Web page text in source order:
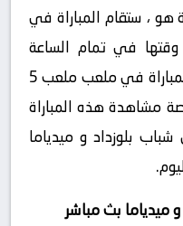
، ستقام المباراة في
، وسيكون وقتها في تمام الساعة
18:00 بتوقيت المحلي، ستقام المباراة في ملعب ملعب 5
فرصة مشاهدة هذه المباراة
شباب بلوزداد و ميدياما
ميدياما بث مباشر